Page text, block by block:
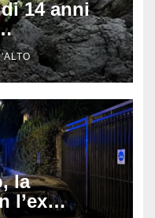
14 anni
sul
famiglia
la
l’ex